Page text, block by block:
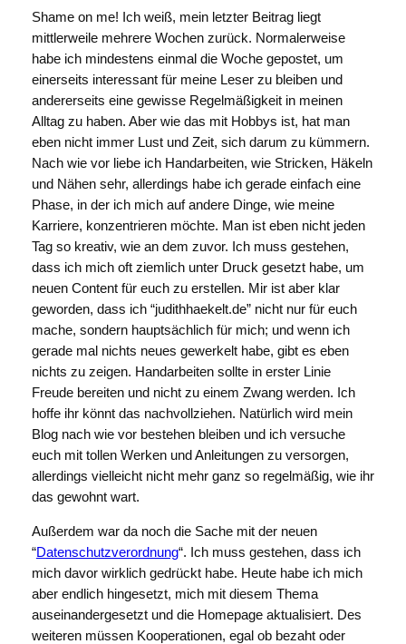
Shame on me! Ich weiß, mein letzter Beitrag liegt
mittlerweile mehrere Wochen zurück. Normalerweise
habe ich mindestens einmal die Woche gepostet, um
einerseits interessant für meine Leser zu bleiben und
andererseits eine gewisse Regelmäßigkeit in meinen
Alltag zu haben. Aber wie das mit Hobbys ist, hat man
eben nicht immer Lust und Zeit, sich darum zu kümmern.
Nach wie vor liebe ich Handarbeiten, wie Stricken, Häkeln
und Nähen sehr, allerdings habe ich gerade einfach eine
Phase, in der ich mich auf andere Dinge, wie meine
Karriere, konzentrieren möchte. Man ist eben nicht jeden
Tag so kreativ, wie an dem zuvor. Ich muss gestehen,
dass ich mich oft ziemlich unter Druck gesetzt habe, um
neuen Content für euch zu erstellen. Mir ist aber klar
geworden, dass ich “judithhaekelt.de” nicht nur für euch
mache, sondern hauptsächlich für mich; und wenn ich
gerade mal nichts neues gewerkelt habe, gibt es eben
nichts zu zeigen. Handarbeiten sollte in erster Linie
Freude bereiten und nicht zu einem Zwang werden. Ich
hoffe ihr könnt das nachvollziehen. Natürlich wird mein
Blog nach wie vor bestehen bleiben und ich versuche
euch mit tollen Werken und Anleitungen zu versorgen,
allerdings vielleicht nicht mehr ganz so regelmäßig, wie ihr
das gewohnt wart.
Außerdem war da noch die Sache mit der neuen
“Datenschutzverordnung“. Ich muss gestehen, dass ich
mich davor wirklich gedrückt habe. Heute habe ich mich
aber endlich hingesetzt, mich mit diesem Thema
auseinandergesetzt und die Homepage aktualisiert. Des
weiteren müssen Kooperationen, egal ob bezaht oder